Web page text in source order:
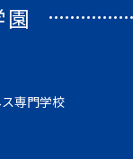
専門学校